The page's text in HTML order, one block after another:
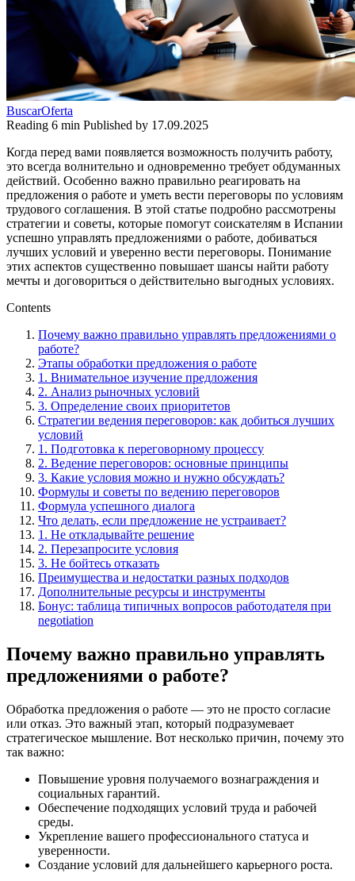
BuscarOferta
Reading 6 min Published by 17.09.2025
Когда перед вами появляется возможность получить работу,
это всегда волнительно и одновременно требует обдуманных
действий. Особенно важно правильно реагировать на
предложения о работе и уметь вести переговоры по условиям
трудового соглашения. В этой статье подробно рассмотрены
стратегии и советы, которые помогут соискателям в Испании
успешно управлять предложениями о работе, добиваться
лучших условий и уверенно вести переговоры. Понимание
этих аспектов существенно повышает шансы найти работу
мечты и договориться о действительно выгодных условиях.
Contents
Почему важно правильно управлять предложениями о
работе?
Этапы обработки предложения о работе
1. Внимательное изучение предложения
2. Анализ рыночных условий
3. Определение своих приоритетов
Стратегии ведения переговоров: как добиться лучших
условий
1. Подготовка к переговорному процессу
2. Ведение переговоров: основные принципы
3. Какие условия можно и нужно обсуждать?
Формулы и советы по ведению переговоров
Формула успешного диалога
Что делать, если предложение не устраивает?
1. Не откладывайте решение
2. Перезапросите условия
3. Не бойтесь отказать
Преимущества и недостатки разных подходов
Дополнительные ресурсы и инструменты
Бонус: таблица типичных вопросов работодателя при
negotiation
Почему важно правильно управлять
предложениями о работе?
Обработка предложения о работе — это не просто согласие
или отказ. Это важный этап, который подразумевает
стратегическое мышление. Вот несколько причин, почему это
так важно:
Повышение уровня получаемого вознаграждения и
социальных гарантий.
Обеспечение подходящих условий труда и рабочей
среды.
Укрепление вашего профессионального статуса и
уверенности.
Создание условий для дальнейшего карьерного роста.